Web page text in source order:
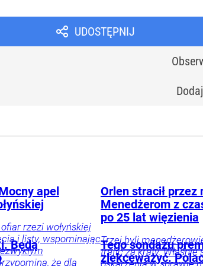
UDOSTĘPNIJ
apel
rzezi wołyńskiej
i listy, wspominając
że dla
Orlen stracił przez
Menedżerom z
po 25 lat więzienia
Trzej byli
trafić za kraty.
oskarżenia w sprawie
Będą
Tego sondażu
zlekceważyć.